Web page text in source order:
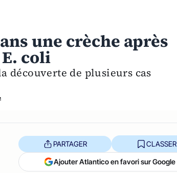
une crèche après
coli
découverte de plusieurs cas
PARTAGER CLASSER
Ajouter Atlantico en favori sur Google